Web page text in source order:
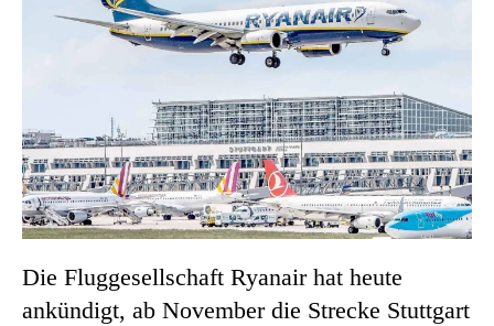
Die Fluggesellschaft Ryanair hat heute
ankündigt, ab November die Strecke Stuttgart